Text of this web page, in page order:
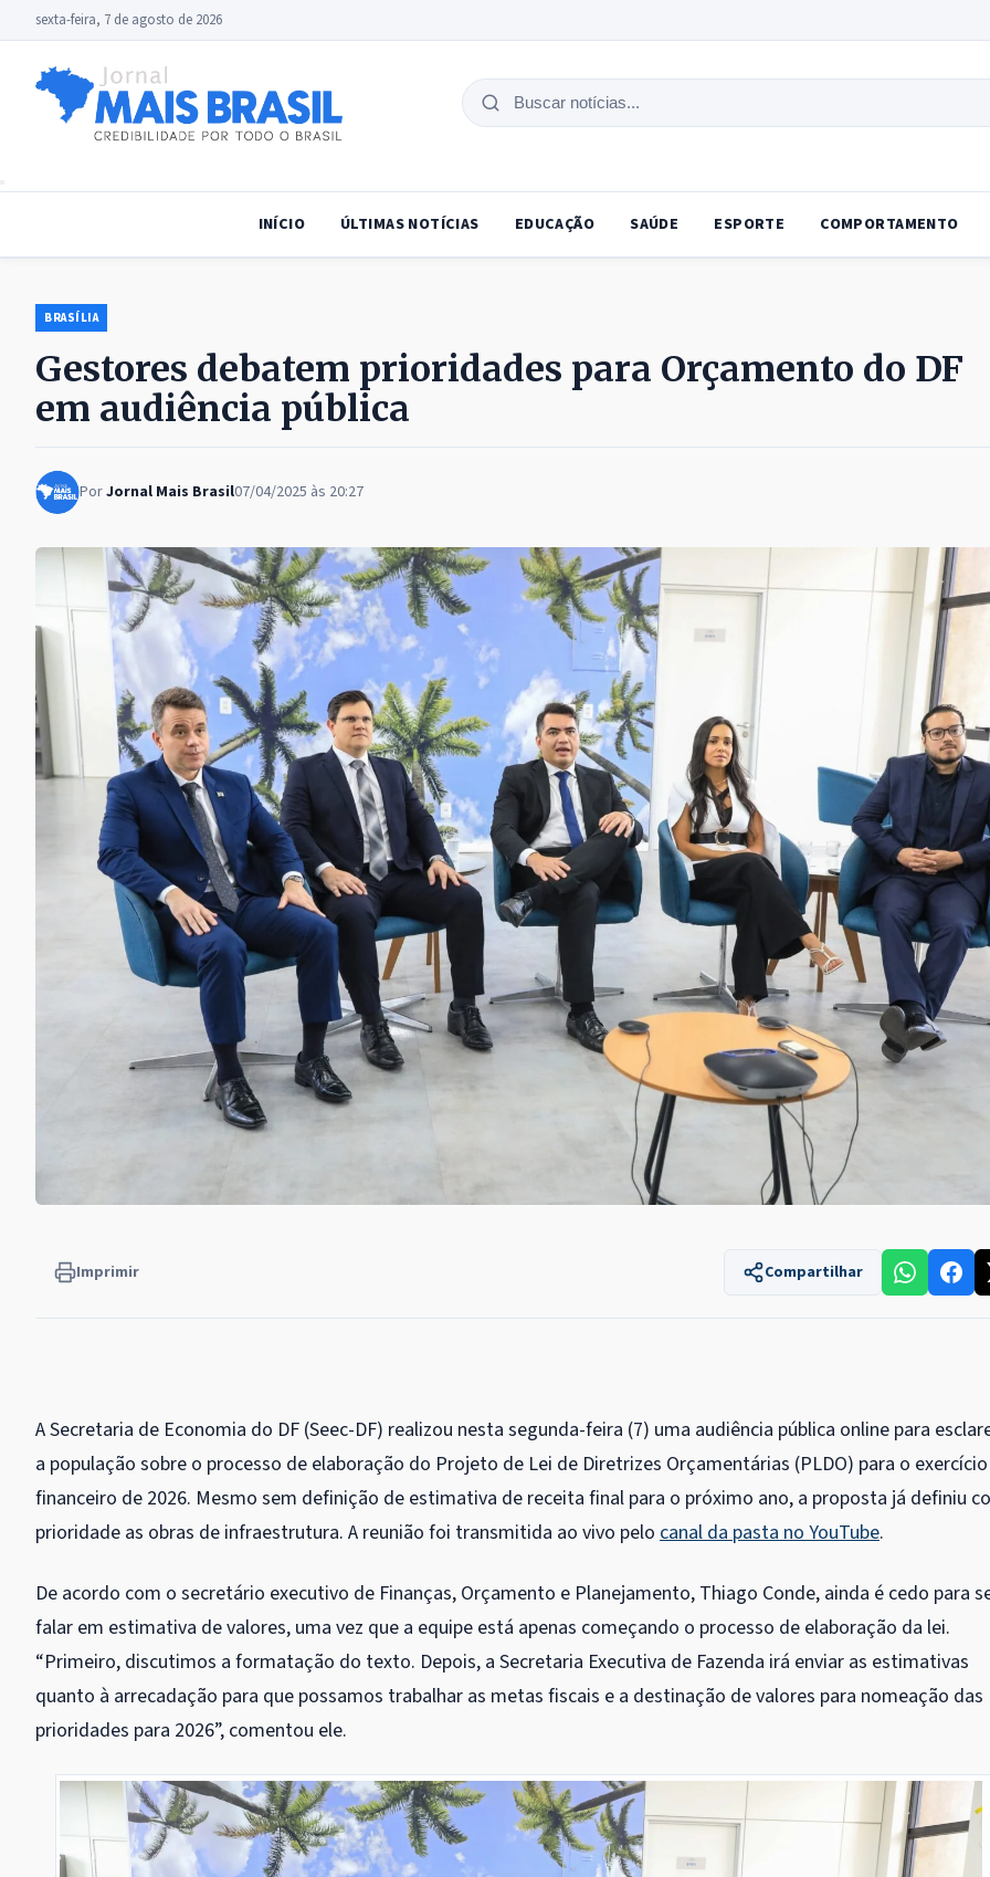
sexta-feira, 7 de agosto de 2026
Buscar
INÍCIO ÚLTIMAS NOTÍCIAS EDUCAÇÃO SAÚDE ESPORTE COMPORTAMENTO
BRASÍLIA
Gestores debatem prioridades para Orçamento do DF
em audiência pública
PorJornal Mais Brasil07/04/2025 às 20:27
Imprimir Compartilhar
A Secretaria de Economia do DF (Seec-DF) realizou nesta segunda-feira (7) uma audiência pública online para
a população sobre o processo de elaboração do Projeto de Lei de Diretrizes Orçamentárias (PLDO) para o exercício
financeiro de 2026. Mesmo sem definição de estimativa de receita final para o próximo ano, a proposta já definiu
prioridade as obras de infraestrutura. A reunião foi transmitida ao vivo pelo canal da pasta no YouTube.
De acordo com o secretário executivo de Finanças, Orçamento e Planejamento, Thiago Conde, ainda é cedo para
falar em estimativa de valores, uma vez que a equipe está apenas começando o processo de elaboração da lei.
“Primeiro, discutimos a formatação do texto. Depois, a Secretaria Executiva de Fazenda irá enviar as estimativas
quanto à arrecadação para que possamos trabalhar as metas fiscais e a destinação de valores para nomeação das
prioridades para 2026”, comentou ele.